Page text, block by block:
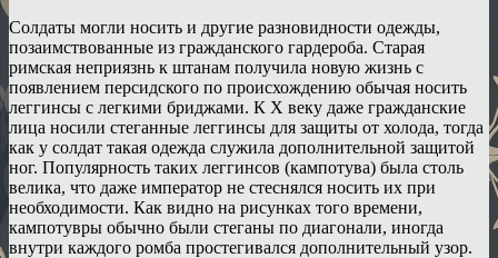
Солдаты могли носить и другие разновидности одежды,
позаимствованные из гражданского гардероба. Старая
римская неприязнь к штанам получила новую жизнь с
появлением персидского по происхождению обычая носить
леггинсы с легкими бриджами. К X веку даже гражданские
лица носили стеганные леггинсы для защиты от холода, тогда
как у солдат такая одежда служила дополнительной защитой
ног. Популярность таких леггинсов (кампотува) была столь
велика, что даже император не стеснялся носить их при
необходимости. Как видно на рисунках того времени,
кампотувры обычно были стеганы по диагонали, иногда
внутри каждого ромба простегивался дополнительный узор.